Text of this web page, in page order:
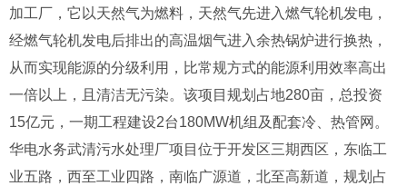
加工厂，它以天然气为燃料，天然气先进入燃气轮机发电，
经燃气轮机发电后排出的高温烟气进入余热锅炉进行换热，
从而实现能源的分级利用，比常规方式的能源利用效率高出
一倍以上，且清洁无污染。该项目规划占地280亩，总投资
15亿元，一期工程建设2台180MW机组及配套冷、热管网。
华电水务武清污水处理厂项目位于开发区三期西区，东临工
业五路，西至工业四路，南临广源道，北至高新道，规划占